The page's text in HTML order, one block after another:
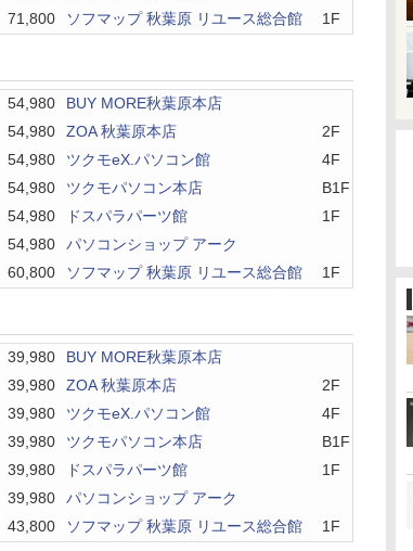
71,800
ソフマップ 秋葉原 リユース総合館 1F
54,980
BUY MORE秋葉原本店
54,980
ZOA 秋葉原本店
2F
54,980
ツクモeX.パソコン館
4F
54,980
ツクモパソコン本店
B1F
54,980
ドスパラパーツ館
1F
54,980
パソコンショップ アーク
60,800
ソフマップ 秋葉原 リユース総合館 1F
39,980
BUY MORE秋葉原本店
39,980
ZOA 秋葉原本店
2F
39,980
ツクモeX.パソコン館
4F
39,980
ツクモパソコン本店
B1F
39,980
ドスパラパーツ館
1F
39,980
パソコンショップ アーク
43,800
ソフマップ 秋葉原 リユース総合館 1F